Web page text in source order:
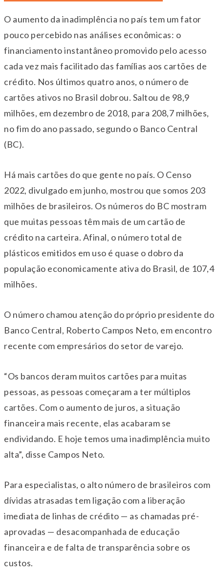
O aumento da inadimplência no país tem um fator
pouco percebido nas análises econômicas: o
financiamento instantâneo promovido pelo acesso
cada vez mais facilitado das famílias aos cartões de
crédito. Nos últimos quatro anos, o número de
cartões ativos no Brasil dobrou. Saltou de 98,9
milhões, em dezembro de 2018, para 208,7 milhões,
no fim do ano passado, segundo o Banco Central
(BC).
Há mais cartões do que gente no país. O Censo
2022, divulgado em junho, mostrou que somos 203
milhões de brasileiros. Os números do BC mostram
que muitas pessoas têm mais de um cartão de
crédito na carteira. Afinal, o número total de
plásticos emitidos em uso é quase o dobro da
população economicamente ativa do Brasil, de 107,4
milhões.
O número chamou atenção do próprio presidente do
Banco Central, Roberto Campos Neto, em encontro
recente com empresários do setor de varejo.
“Os bancos deram muitos cartões para muitas
pessoas, as pessoas começaram a ter múltiplos
cartões. Com o aumento de juros, a situação
financeira mais recente, elas acabaram se
endividando. E hoje temos uma inadimplência muito
alta”, disse Campos Neto.
Para especialistas, o alto número de brasileiros com
dívidas atrasadas tem ligação com a liberação
imediata de linhas de crédito — as chamadas pré-
aprovadas — desacompanhada de educação
financeira e de falta de transparência sobre os
custos.